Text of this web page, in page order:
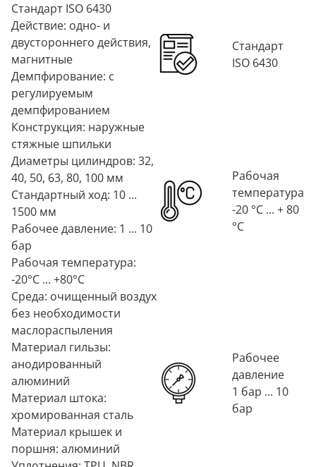
Стандарт ISO 6430
Действие: одно- и
двустороннего действия,
магнитные
Демпфирование: с
регулируемым
демпфированием
Конструкция: наружные
стяжные шпильки
Диаметры цилиндров: 32,
40, 50, 63, 80, 100 мм
Стандартный ход: 10 ...
1500 мм
Рабочее давление: 1 ... 10
бар
Рабочая температура:
-20°C ... +80°C
Среда: очищенный воздух
без необходимости
маслораспыления
Материал гильзы:
анодированный
алюминий
Материал штока:
хромированная сталь
Материал крышек и
поршня: алюминий
Стандарт
ISO 6430
Рабочая
температура
-20 °C ... + 80
°C
Рабочее
давление
1 бар ... 10
бар